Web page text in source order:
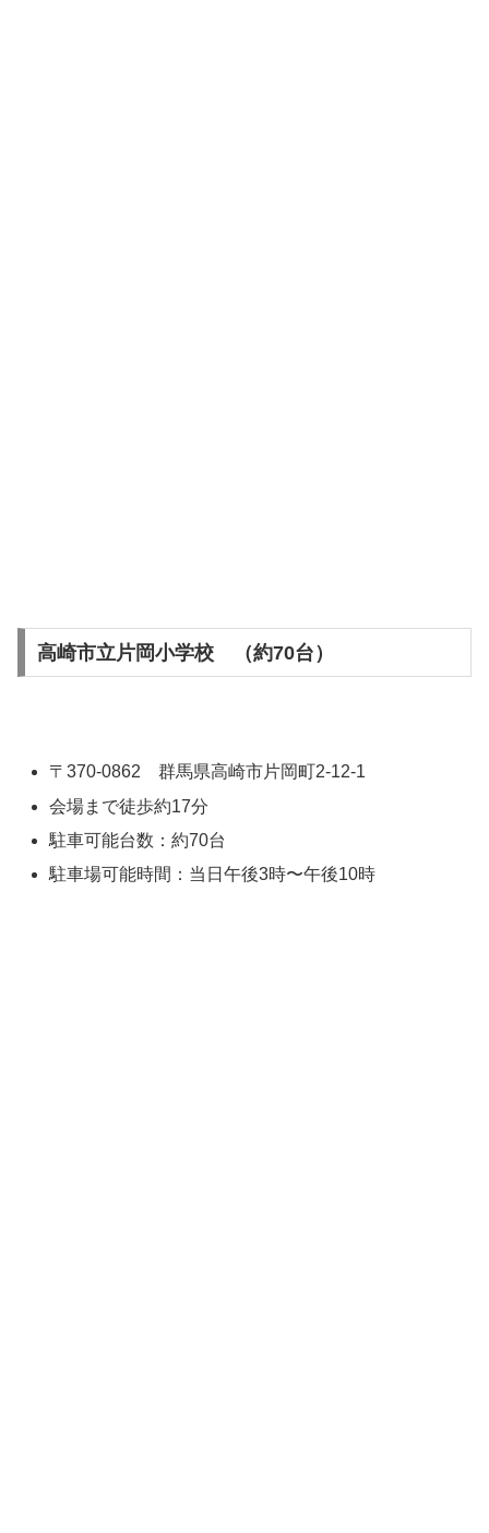
高崎市立片岡小学校 （約70台）
〒370-0862 群馬県高崎市片岡町2-12-1
会場まで徒歩約17分
駐車可能台数：約70台
駐車場可能時間：当日午後3時〜午後10時